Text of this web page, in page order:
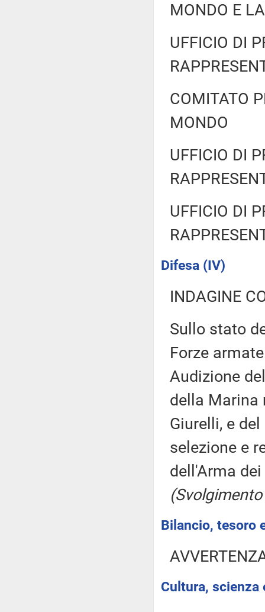
MONDO E
UFFICIO DI
COMITATO
MONDO
UFFICIO DI
UFFICIO DI
Difesa (IV)
INDAGINE
Sullo stato
Forze
Audizione
della Marina
Giurelli, e
selezione e
dell'Arma
Bilancio, tesoro
Cultura,